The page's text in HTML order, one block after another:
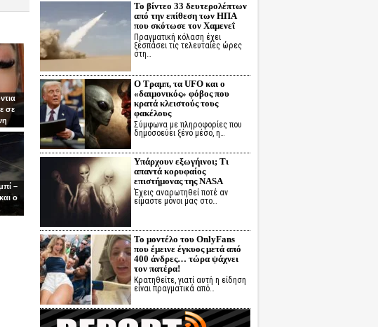
σε
–
ο
Το βίντεο 33 δευτερολέπτων
από την επίθεση των ΗΠΑ
που σκότωσε τον Χαμενεΐ
Πραγματική κόλαση έχει
ξεσπάσει τις τελευταίες ώρες
στη…
Ο Τραμπ, τα UFO και ο
«δαιμονικός» φόβος που
κρατά κλειστούς τους
φακέλους
Σύμφωνα με πληροφορίες που
δημοσοεύει ξένο μέσο, η…
Υπάρχουν εξωγήινοι; Τι
απαντά κορυφαίος
επιστήμονας της NASA
Έχεις αναρωτηθεί ποτέ αν
είμαστε μόνοι μας στο…
Το μοντέλο του OnlyFans
που έμεινε έγκυος μετά από
400 άνδρες… τώρα ψάχνει
τον πατέρα!
Κρατηθείτε, γιατί αυτή η είδηση
είναι πραγματικά από…